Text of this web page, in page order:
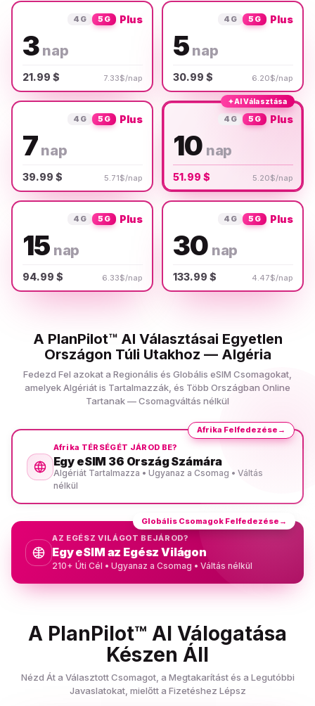
4G 5G Plus
3 nap
21.99 $ 7.33$/nap
4G 5G Plus
5 nap
30.99 $ 6.20$/nap
4G 5G Plus
7 nap
39.99 $ 5.71$/nap
✦AI Választása
4G 5G Plus
10 nap
51.99 $ 5.20$/nap
4G 5G Plus
15 nap
94.99 $ 6.33$/nap
4G 5G Plus
30 nap
133.99 $ 4.47$/nap
A PlanPilot™ AI Választásai Egyetlen
Országon Túli Utakhoz — Algéria
Fedezd Fel azokat a Regionális és Globális eSIM Csomagokat,
amelyek Algériát is Tartalmazzák, és Több Országban Online
Tartanak — Csomagváltás nélkül
Afrika TÉRSÉGÉT JÁROD BE?
Egy eSIM 36 Ország Számára
Algériát Tartalmazza • Ugyanaz a Csomag • Váltás
nélkül
Afrika Felfedezése →
AZ EGÉSZ VILÁGOT BEJÁROD?
Egy eSIM az Egész Világon
210+ Úti Cél • Ugyanaz a Csomag • Váltás nélkül
Globális Csomagok Felfedezése →
A PlanPilot™ AI Válogatása
Készen Áll
Nézd Át a Választott Csomagot, a Megtakarítást és a Legutóbbi
Javaslatokat, mielőtt a Fizetéshez Lépsz